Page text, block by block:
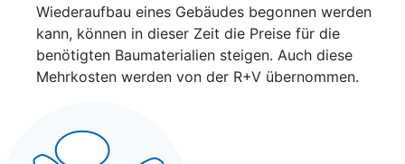
Wiederaufbau eines Gebäudes begonnen werden
kann, können in dieser Zeit die Preise für die
benötigten Baumaterialien steigen. Auch diese
Mehrkosten werden von der R+V übernommen.